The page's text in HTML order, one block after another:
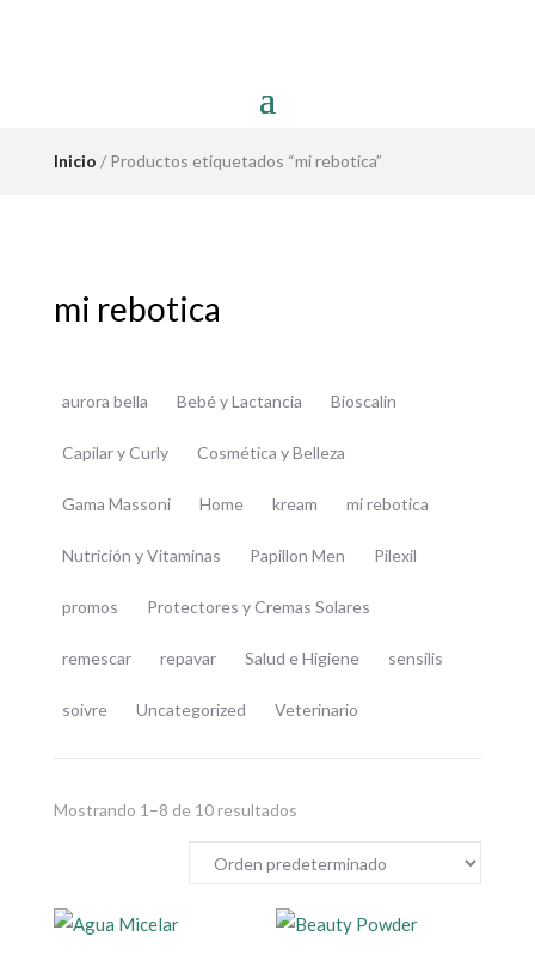
Inicio / Productos etiquetados “mi rebotica”
mi rebotica
aurora bella Bebé y Lactancia Bioscalin
Capilar y Curly Cosmética y Belleza
Gama Massoni Home kream mi rebotica
Nutrición y Vitaminas Papillon Men Pilexil
promos Protectores y Cremas Solares
remescar repavar Salud e Higiene sensilis
soivre Uncategorized Veterinario
Mostrando 1–8 de 10 resultados